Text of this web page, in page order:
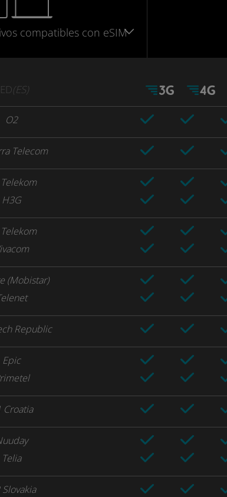
compatibles con eSIM
(ES)
O2
Telecom
H3G
(Mobistar)
Republic
Epic
Croatia
Telia
Slovakia